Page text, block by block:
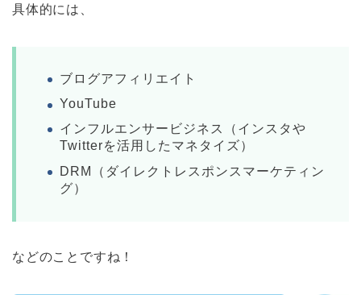
具体的には、
ブログアフィリエイト
YouTube
インフルエンサービジネス（インスタや
Twitterを活用したマネタイズ）
DRM（ダイレクトレスポンスマーケティン
グ）
などのことですね！